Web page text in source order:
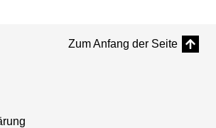
Zum Anfang der Seite